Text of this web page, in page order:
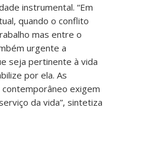
instrumental. “Em
quando o conflito
mas entre o
urgente a
seja pertinente à vida
por ela. As
exigem
da vida”, sintetiza